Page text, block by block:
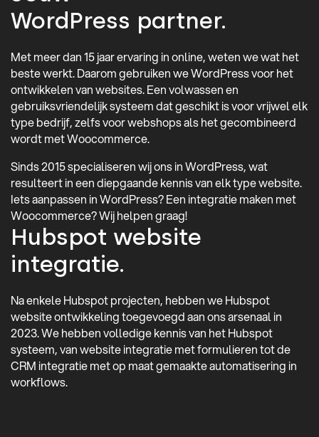
WordPress partner.
Met meer dan 15 jaar ervaring in online, weten we wat het
beste werkt. Daarom gebruiken we WordPress voor het
ontwikkelen van websites. Een volwassen en
gebruiksvriendelijk systeem dat geschikt is voor vrijwel elk
type bedrijf, zelfs voor webshops als het gecombineerd
wordt met Woocommerce.
Sinds 2015 specialiseren wij ons in WordPress, wat
resulteert in een diepgaande kennis van elk type website.
Iets aanpassen in WordPress? Een integratie maken met
Woocommerce? Wij helpen graag!
Hubspot website
integratie.
Na enkele Hubspot projecten, hebben we Hubspot
website ontwikkeling toegevoegd aan ons arsenaal in
2023. We hebben volledige kennis van het Hubspot
systeem, van website integratie met formulieren tot de
CRM integratie met op maat gemaakte automatisering in
workflows.